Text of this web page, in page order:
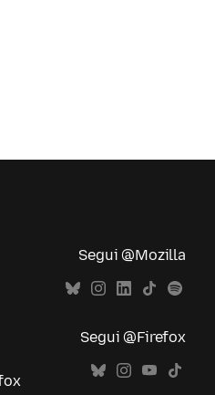
Segui @Mozilla
Segui @Firefox